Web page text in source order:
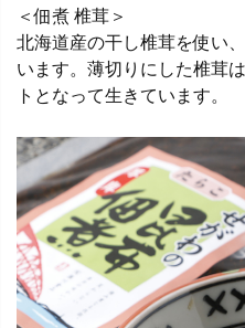
＜佃煮 椎茸＞
北海道産の干し椎茸を使い
います。薄切りにした椎茸
トとなって生きています。